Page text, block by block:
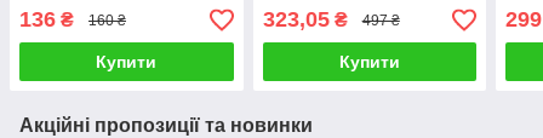
136 ₴ 160 ₴
Купити
323,05₴ 497 ₴
Купити
299
Акційні пропозиції та новинки